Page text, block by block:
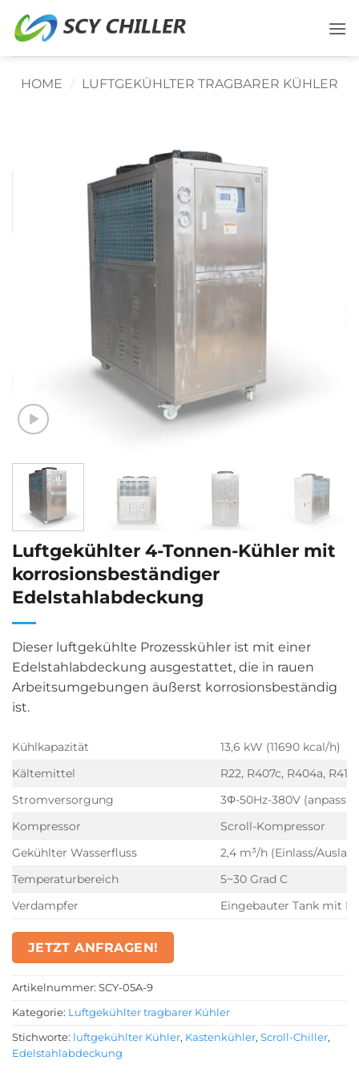
Inhalt
HOME / LUFTGEKÜHLTER TRAGBARER KÜHLER
Luftgekühlter 4-Tonnen-Kühler mit
korrosionsbeständiger
Edelstahlabdeckung
Dieser luftgekühlte Prozesskühler ist mit einer
Edelstahlabdeckung ausgestattet, die in rauen
Arbeitsumgebungen äußerst korrosionsbeständig
ist.
Kühlkapazität
13,6 kW (11690 kcal/h)
Kältemittel
R22, R407c, R404a,
Stromversorgung
3Φ-50Hz-380V
Kompressor
Scroll-Kompressor
Gekühlter Wasserfluss
2,4 m³/h (Einlass/
Temperaturbereich
5~30 Grad C
Verdampfer
Eingebauter Tank mit
JETZT ANFRAGEN!
Artikelnummer: SCY-05A-9
Kategorie: Luftgekühlter tragbarer Kühler
Stichworte: luftgekühlter Kühler, Kastenkühler, Scroll-Chiller,
Edelstahlabdeckung